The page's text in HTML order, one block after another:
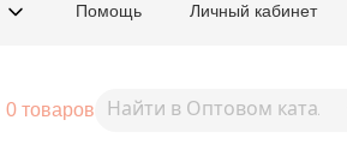
Помощь Личный кабинет
0 товаров